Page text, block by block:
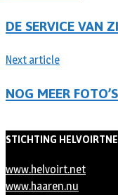
DE SERVICE VAN
Next article
NOG MEER
STICHTING
www.helvoirt.net
www.haaren.nu